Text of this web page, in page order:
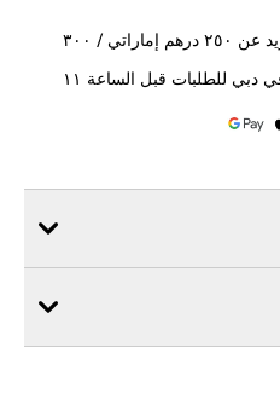
توصيل مجاني للطلبات التي تزيد عن ٢٥٠ درهم إماراتي / ٣٠٠
التوصيل في نفس اليوم متاح في دبي للطلبات قبل الساعة ١١